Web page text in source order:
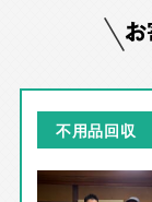
不用品回収